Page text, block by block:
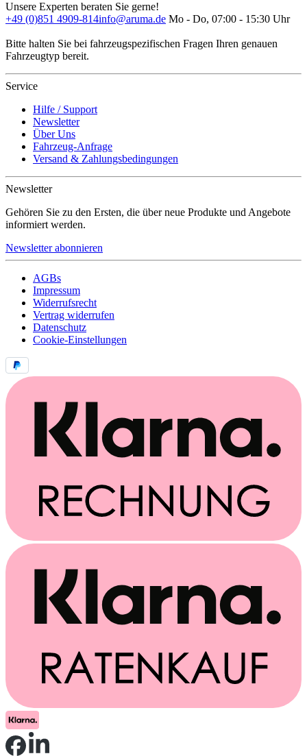
Unsere Experten beraten Sie gerne!
+49 (0)851 4909-814info@aruma.de Mo - Do, 07:00 - 15:30 Uhr
Bitte halten Sie bei fahrzeugspezifischen Fragen Ihren genauen
Fahrzeugtyp bereit.
Service
Hilfe / Support
Newsletter
Über Uns
Fahrzeug-Anfrage
Versand & Zahlungsbedingungen
Newsletter
Gehören Sie zu den Ersten, die über neue Produkte und Angebote
informiert werden.
Newsletter abonnieren
AGBs
Impressum
Widerrufsrecht
Vertrag widerrufen
Datenschutz
Cookie-Einstellungen